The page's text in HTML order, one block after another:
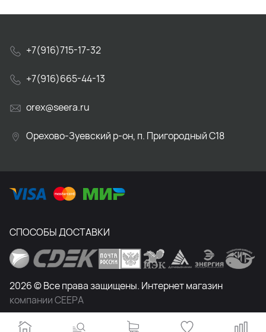
+7(916)715-17-32
+7(916)665-44-13
orex@seera.ru
Орехово-Зуевский р-он, п. Пригородный С18
СПОСОБЫ ДОСТАВКИ
2026 © Все права защищены. Интернет магазин
компании СЕЕРА